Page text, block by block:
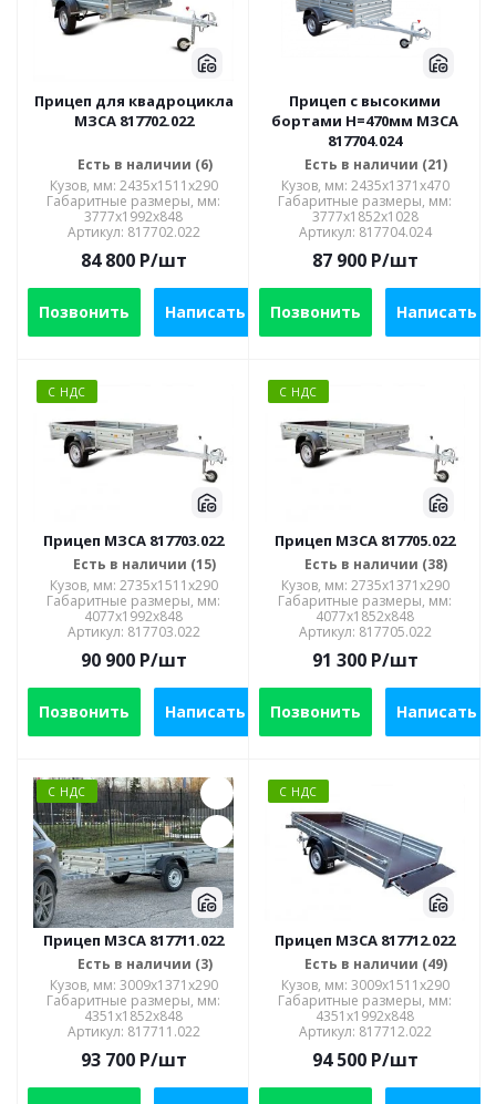
Прицеп для квадроцикла
МЗСА 817702.022
Есть в наличии (6)
Кузов, мм: 2435x1511x290
Габаритные размеры, мм:
3777x1992x848
Артикул: 817702.022
84 800P/шт
Позвонить Написать
Прицеп с высокими
бортами Н=470мм МЗСА
817704.024
Есть в наличии (21)
Кузов, мм: 2435х1371х470
Габаритные размеры, мм:
3777х1852х1028
Артикул: 817704.024
87 900P/шт
Позвонить Написать
С НДС
Прицеп МЗСА 817703.022
Есть в наличии (15)
Кузов, мм: 2735x1511x290
Габаритные размеры, мм:
4077x1992x848
Артикул: 817703.022
90 900P/шт
Позвонить Написать
С НДС
Прицеп МЗСА 817705.022
Есть в наличии (38)
Кузов, мм: 2735х1371х290
Габаритные размеры, мм:
4077х1852х848
Артикул: 817705.022
91 300P/шт
Позвонить Написать
С НДС
Прицеп МЗСА 817711.022
Есть в наличии (3)
Кузов, мм: 3009x1371x290
Габаритные размеры, мм:
4351x1852x848
Артикул: 817711.022
93 700P/шт
С НДС
Прицеп МЗСА 817712.022
Есть в наличии (49)
Кузов, мм: 3009x1511x290
Габаритные размеры, мм:
4351х1992х848
Артикул: 817712.022
94 500P/шт